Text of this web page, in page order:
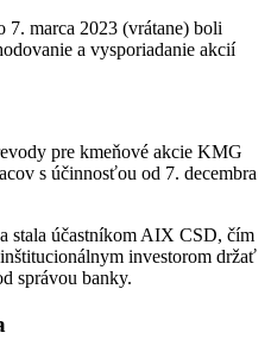
7. marca 2023 (vrátane) boli
a vysporiadanie akcií
pre kmeňové akcie KMG
s účinnosťou od 7. decembra
stala účastníkom AIX CSD, čím
investorom držať
správou banky.